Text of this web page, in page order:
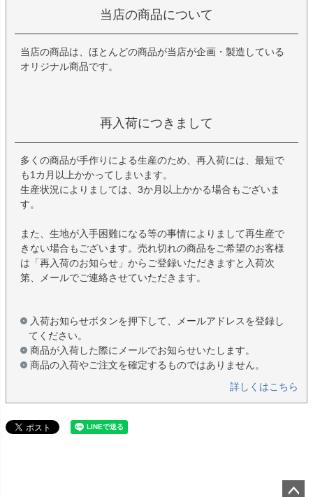
当店の商品について
当店の商品は、ほとんどの商品が当店が企画・製造している
オリジナル商品です。
再入荷につきまして
多くの商品が手作りによる生産のため、再入荷には、最短で
も1カ月以上かかってしまいます。
生産状況によりましては、3か月以上かかる場合もございま
す。
また、生地が入手困難になる等の事情によりまして再生産で
きない場合もございます。売れ切れの商品をご希望のお客様
は「再入荷のお知らせ」からご登録いただきますと入荷次
第、メールでご連絡させていただきます。
入荷お知らせボタンを押下して、メールアドレスを登録し
てください。
商品が入荷した際にメールでお知らせいたします。
商品の入荷やご注文を確定するものではありません。
詳しくはこちら